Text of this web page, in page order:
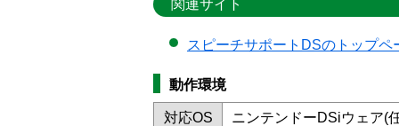
関連サイト
スピーチサポートDSのトップペ
動作環境
対応OS ニンテンドーDSiウェア(